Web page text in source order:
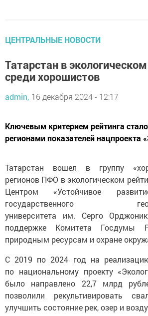
ЦЕНТРАЛЬНЫЕ НОВОСТИ
Татарстан в
среди хорошистов
admin, 16 декабря 2024 - 12:17
Ключевым критерием рейтинга
регионами показателей нацпроекта
Татарстан вошел в группу
регионов ПФО в экологическом
Центром «Устойчивое
государственного
университета им. Серго
поддержке Комитета Госдумы
природным ресурсам и охране
С 2019 по 2024 год на
по национальному проекту
было направлено 22,7 млрд
позволили рекультивировать
улучшить состояние рек, озер и